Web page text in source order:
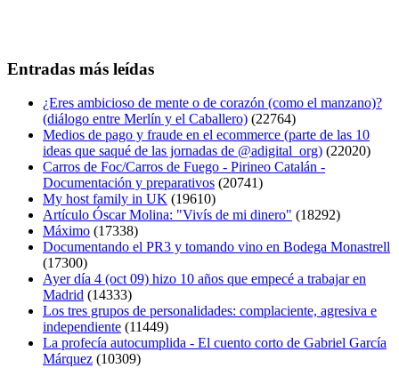
Entradas más leídas
¿Eres ambicioso de mente o de corazón (como el manzano)?
(diálogo entre Merlín y el Caballero) (22764)
Medios de pago y fraude en el ecommerce (parte de las 10
ideas que saqué de las jornadas de @adigital_org) (22020)
Carros de Foc/Carros de Fuego - Pirineo Catalán -
Documentación y preparativos (20741)
My host family in UK (19610)
Artículo Óscar Molina: "Vivís de mi dinero" (18292)
Máximo (17338)
Documentando el PR3 y tomando vino en Bodega Monastrell
(17300)
Ayer día 4 (oct 09) hizo 10 años que empecé a trabajar en
Madrid (14333)
Los tres grupos de personalidades: complaciente, agresiva e
independiente (11449)
La profecía autocumplida - El cuento corto de Gabriel García
Márquez (10309)